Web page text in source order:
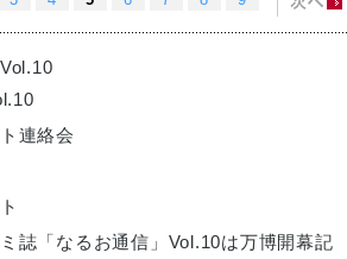
連絡会
誌「なるお通信」Vol.10は万博開幕記